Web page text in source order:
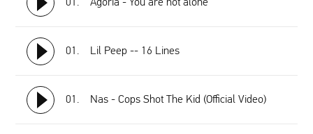
01. Agoria - You are not alone
01. Lil Peep -- 16 Lines
01. Nas - Cops Shot The Kid (Official Video)